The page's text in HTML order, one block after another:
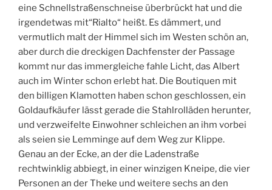
eine Schnellstraßenschneise überbrückt hat und die
irgendetwas mit“Rialto“ heißt. Es dämmert, und
vermutlich malt der Himmel sich im Westen schön an,
aber durch die dreckigen Dachfenster der Passage
kommt nur das immergleiche fahle Licht, das Albert
auch im Winter schon erlebt hat. Die Boutiquen mit
den billigen Klamotten haben schon geschlossen, ein
Goldaufkäufer lässt gerade die Stahlrolläden herunter,
und verzweifelte Einwohner schleichen an ihm vorbei
als seien sie Lemminge auf dem Weg zur Klippe.
Genau an der Ecke, an der die Ladenstraße
rechtwinklig abbiegt, in einer winzigen Kneipe, die vier
Personen an der Theke und weitere sechs an den